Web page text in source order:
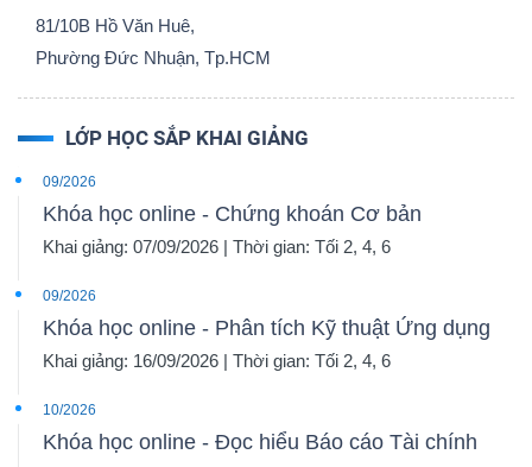
81/10B Hồ Văn Huê,
Phường Đức Nhuận, Tp.HCM
LỚP HỌC SẮP KHAI GIẢNG
09/2026
Khóa học online - Chứng khoán Cơ bản
Khai giảng: 07/09/2026 | Thời gian: Tối 2, 4, 6
09/2026
Khóa học online - Phân tích Kỹ thuật Ứng dụng
Khai giảng: 16/09/2026 | Thời gian: Tối 2, 4, 6
10/2026
Khóa học online - Đọc hiểu Báo cáo Tài chính